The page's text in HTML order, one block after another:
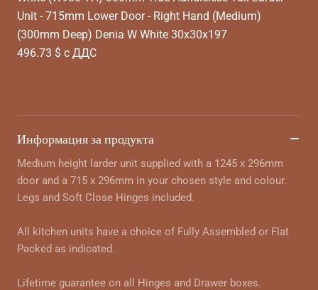
Unit - 715mm Lower Door - Right Hand (Medium)
(300mm Deep) Denia W White 30x30x197
496.73 $ с ДДС
Информация за продукта
Medium height larder unit supplied with a 1245 x 296mm
door and a 715 x 296mm in your chosen style and colour.
Legs and Soft Close Hinges included.
All kitchen units have a choice of Fully Assembled or Flat
Packed as indicated.
Lifetime guarantee on all Hinges and Drawer boxes.